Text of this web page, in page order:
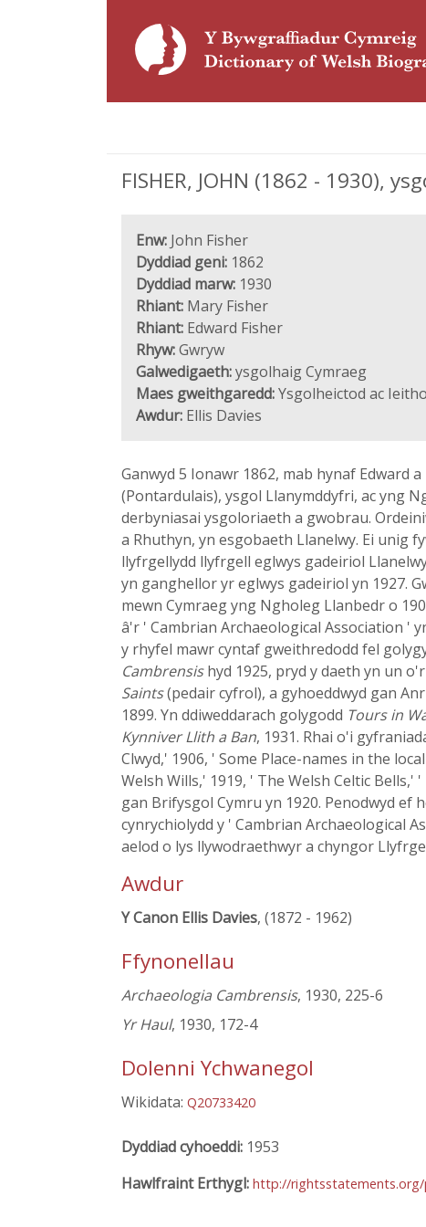
FISHER, JOHN (1862 - 1930),
Enw: John Fisher
Dyddiad geni: 1862
Dyddiad marw: 1930
Rhiant: Mary Fisher
Rhiant: Edward Fisher
Rhyw:Gwryw
Galwedigaeth:ysgolhaig Cymraeg
Maes gweithgaredd:Ysgolheictod ac
Awdur: Ellis Davies
Ganwyd 5 Ionawr 1862, mab hynaf Edward
(Pontardulais), ysgol Llanymddyfri, ac yng
derbyniasai ysgoloriaeth a gwobrau.
a Rhuthyn, yn esgobaeth Llanelwy. Ei unig
llyfrgellydd llyfrgell eglwys gadeiriol
yn ganghellor yr eglwys gadeiriol yn 1927.
mewn Cymraeg yng Ngholeg Llanbedr o
â'r ' Cambrian Archaeological Association '
y rhyfel mawr cyntaf gweithredodd fel
Cambrensishyd 1925, pryd y daeth yn un
Saints(pedair cyfrol), a gyhoeddwyd gan
1899. Yn ddiweddarach golygodd Tours in
Kynniver Llith a Ban, 1931. Rhai o'i
Clwyd,' 1906, ' Some Place-names in the
Welsh Wills,' 1919, ' The Welsh Celtic Bells,'
gan Brifysgol Cymru yn 1920. Penodwyd ef
cynrychiolydd y ' Cambrian Archaeological
aelod o lys llywodraethwyr a chyngor
Awdur
Y Canon Ellis Davies, (1872 - 1962)
Ffynonellau
Archaeologia Cambrensis, 1930, 225-6
Yr Haul, 1930, 172-4
Dolenni Ychwanegol
Wikidata: Q20733420
Dyddiad cyhoeddi: 1953
Hawlfraint Erthygl: http://rightsstatements.org/